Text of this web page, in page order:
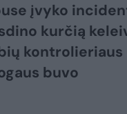
įvyko
kurčią
kontrolieriaus
buvo